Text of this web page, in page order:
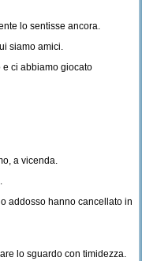
lo sentisse ancora.
siamo amici.
e ci abbiamo giocato
a vicenda.
addosso hanno cancellato in
lo sguardo con timidezza.